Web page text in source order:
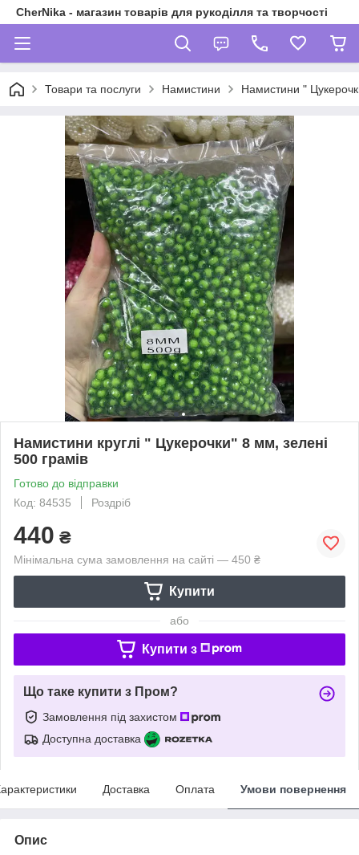
CherNika - магазин товарів для рукоділля та творчості
Товари та послуги Намистини Намистини "
Намистини круглі " Цукерочки" 8 мм, зелені
500 грамів
Готово до відправки
Код: 84535
Роздріб
440 ₴
Мінімальна сума замовлення на сайті — 450 ₴
Купити
або
Купити з
Що таке купити з Пром?
Замовлення під захистом
Доступна доставка
Доставка Оплата Умови повернення
Опис